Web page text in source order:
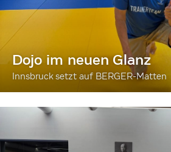
Dojo im neuen Glanz
Innsbruck setzt auf BERGER-Matten